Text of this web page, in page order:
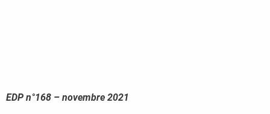
EDP n°168 – novembre 2021